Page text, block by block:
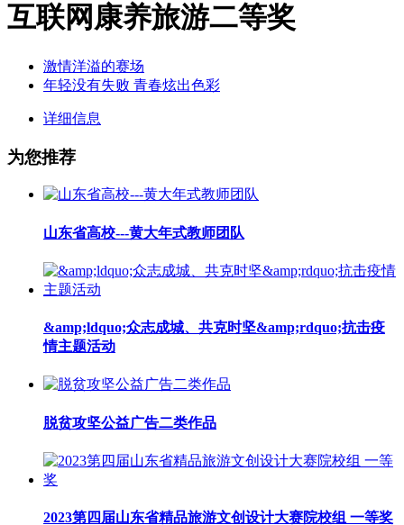
互联网康养旅游二等奖
激情洋溢的赛场
年轻没有失败 青春炫出色彩
详细信息
为您推荐
山东省高校---黄大年式教师团队
&amp;ldquo;众志成城、共克时坚&amp;rdquo;抗击疫
情主题活动
脱贫攻坚公益广告二类作品
2023第四届山东省精品旅游文创设计大赛院校组 一等奖